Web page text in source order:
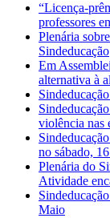
“Licença-
professores
Plenária
Sindeducação
Em
alternativa à
violência nas
no sábado,
Plenária do
Atividade
Maio